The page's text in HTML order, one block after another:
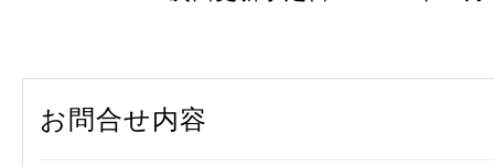
お問合せ内容